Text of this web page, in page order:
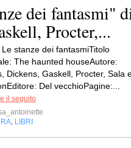
dei fantasmi"
Procter,...
Le stanze dei fantasmiTitolo
The haunted houseAutore:
Dickens, Gaskell, Procter, Sala
Del vecchioPagine:...
il seguito
LIBRI